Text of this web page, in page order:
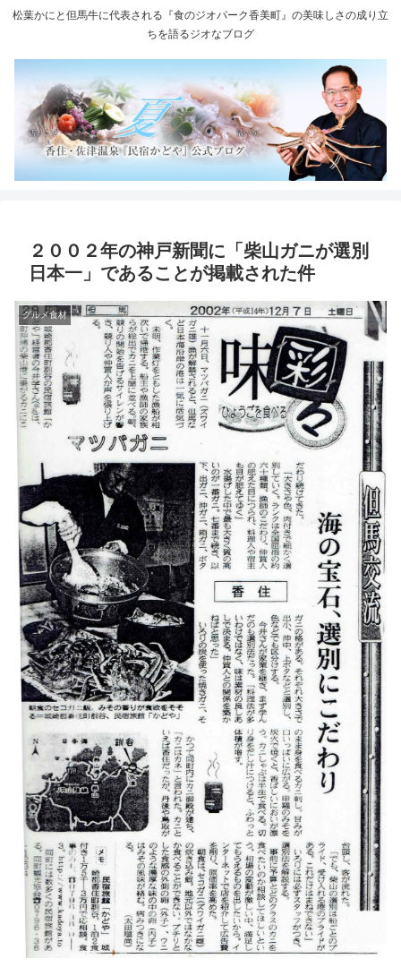
松葉かにと但馬牛に代表される『食のジオパーク香美町』の美味しさの成り立
ちを語るジオなブログ
２００２年の神戸新聞に「柴山ガニが選別
日本一」であることが掲載された件
グルメ食材